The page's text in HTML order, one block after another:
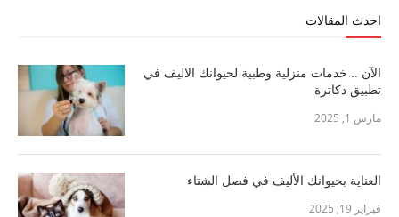
احدث المقالات
الآن .. خدمات منزلية وطبية لحيوانك الاليف في
تطبيق دكاترة
مارس 1, 2025
العناية بحيوانك الأليف في فصل الشتاء
فبراير 19, 2025